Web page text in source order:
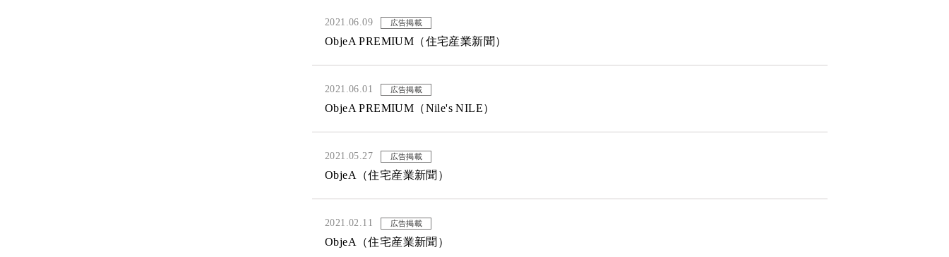
2021.06.09 広告掲載
ObjeA PREMIUM（住宅産業新聞）
2021.06.01 広告掲載
ObjeA PREMIUM（Nile's NILE）
2021.05.27 広告掲載
ObjeA（住宅産業新聞）
2021.02.11 広告掲載
ObjeA（住宅産業新聞）